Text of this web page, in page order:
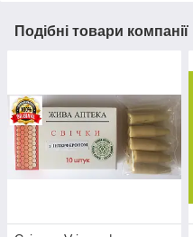
Подібні товари компанії